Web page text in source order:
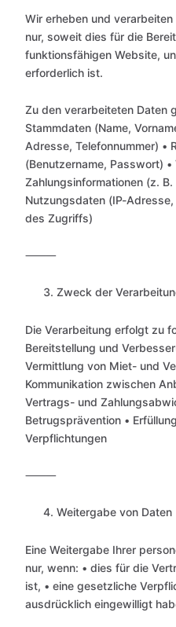
Wir erheben und
nur, soweit dies für die
funktionsfähigen Website,
erforderlich ist.
Zu den verarbeiteten Daten
Stammdaten (Name,
Adresse, Telefonnummer) •
(Benutzername, Passwort)
Zahlungsinformationen (z.
Nutzungsdaten (IP-
des Zugriffs)
⸻
Zweck der
Die Verarbeitung erfolgt zu
Bereitstellung und
Vermittlung von Miet- und
Kommunikation zwischen
Vertrags- und
Betrugsprävention •
Verpflichtungen
⸻
Weitergabe von Daten
Eine Weitergabe Ihrer
nur, wenn: • dies für die
ist, • eine gesetzliche
ausdrücklich eingewilligt